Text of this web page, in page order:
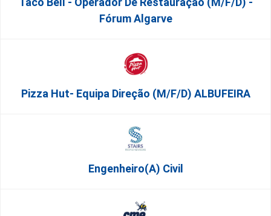
Fórum Algarve
Pizza Hut- Equipa Direção (m/f/d) ALBUFEIRA
Engenheiro(a) Civil